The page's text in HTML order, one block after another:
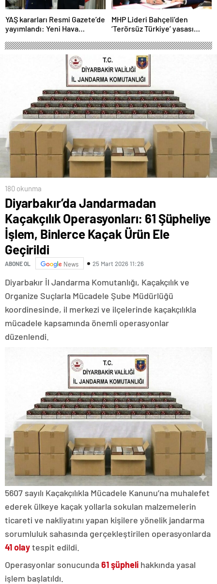
YAŞ kararları Resmi Gazete’de
yayımlandı: Yeni Hava
Orgeneral Rafet Dalkıran
MHP Lideri Bahçeli’den
‘Terörsüz Türkiye’ yasası
180 okunma
Diyarbakır’da Jandarmadan
Kaçakçılık Operasyonları: 61 Şüpheliye
İşlem, Binlerce Kaçak Ürün Ele
Geçirildi
ABONE OL News 25 Mart 2026 11:26
Diyarbakır İl Jandarma Komutanlığı, Kaçakçılık ve
Organize Suçlarla Mücadele Şube Müdürlüğü
koordinesinde, il merkezi ve ilçelerinde kaçakçılıkla
mücadele kapsamında önemli operasyonlar
düzenlendi.
5607 sayılı Kaçakçılıkla Mücadele Kanunu’na muhalefet
ederek ülkeye kaçak yollarla sokulan malzemelerin
ticareti ve nakliyatını yapan kişilere yönelik jandarma
sorumluluk sahasında gerçekleştirilen operasyonlarda
41 olaytespit edildi.
Operasyonlar sonucunda61 şüpheli hakkında yasal
işlem başlatıldı.